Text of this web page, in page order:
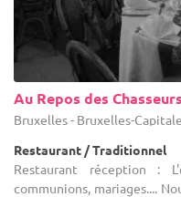
Au Repos des Chasseurs
Bruxelles - Bruxelles-
Restaurant / Traditionnel
Restaurant réception :
communions, mariages....